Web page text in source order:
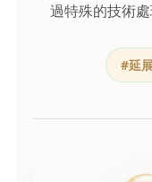
過特殊的技術
#延